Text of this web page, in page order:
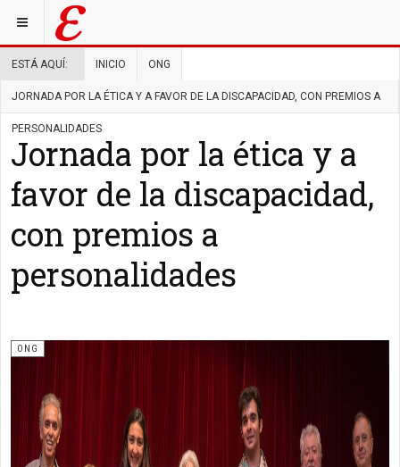
ESTÁ AQUÍ: INICIO ONG
JORNADA POR LA ÉTICA Y A FAVOR DE LA DISCAPACIDAD, CON PREMIOS A
PERSONALIDADES
Jornada por la ética y a
favor de la discapacidad,
con premios a
personalidades
ONG